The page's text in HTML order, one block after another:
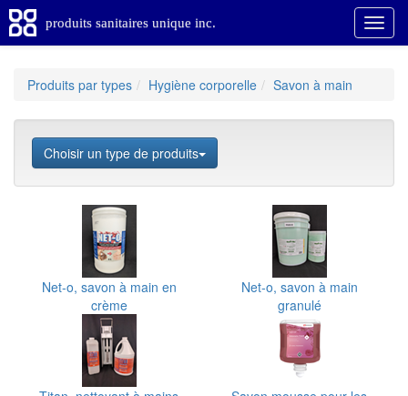
produits sanitaires unique inc.
Produits par types Hygiène corporelle Savon à main
Choisir un type de produits
Net-o, savon à main en
crème
Net-o, savon à main
granulé